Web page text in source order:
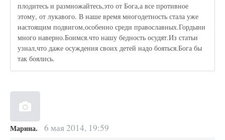
плодитесь и размножайтесь,это от Бога,а все противное
этому, от лукавого. В наше время многодетность стала уже
настоящим подвигом,особенно среди православных.Гордыни
много наверно.Боимся.что нашу бедность осудят.Из статьи
узнал,что даже осуждения своих детей надо бояться.Бога бы
так боялись.
Марина. 6 мая 2014, 19:59